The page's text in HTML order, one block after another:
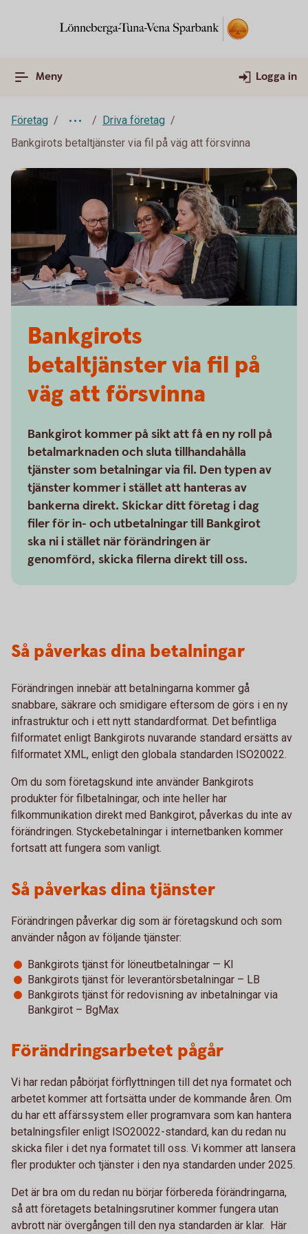
Meny Logga in
Företag
Driva företag
Bankgirots betaltjänster via fil på väg att försvinna
Bankgirots
betaltjänster via fil på
väg att försvinna
Bankgirot kommer på sikt att få en ny roll på
betalmarknaden och sluta tillhandahålla
tjänster som betalningar via fil. Den typen av
tjänster kommer i stället att hanteras av
bankerna direkt. Skickar ditt företag i dag
filer för in- och utbetalningar till Bankgirot
ska ni i stället när förändringen är
genomförd, skicka filerna direkt till oss.
Så påverkas dina betalningar
Förändringen innebär att betalningarna kommer gå
snabbare, säkrare och smidigare eftersom de görs i en ny
infrastruktur och i ett nytt standardformat. Det befintliga
filformatet enligt Bankgirots nuvarande standard ersätts av
filformatet XML, enligt den globala standarden ISO20022.
Om du som företagskund inte använder Bankgirots
produkter för filbetalningar, och inte heller har
filkommunikation direkt med Bankgirot, påverkas du inte av
förändringen. Styckebetalningar i internetbanken kommer
fortsatt att fungera som vanligt.
Så påverkas dina tjänster
Förändringen påverkar dig som är företagskund och som
använder någon av följande tjänster:
Bankgirots tjänst för löneutbetalningar — KI
Bankgirots tjänst för leverantörsbetalningar – LB
Bankgirots tjänst för redovisning av inbetalningar via
Bankgirot – BgMax
Förändringsarbetet pågår
Vi har redan påbörjat förflyttningen till det nya formatet och
arbetet kommer att fortsätta under de kommande åren. Om
du har ett affärssystem eller programvara som kan hantera
betalningsfiler enligt ISO20022-standard, kan du redan nu
skicka filer i det nya formatet till oss. Vi kommer att lansera
fler produkter och tjänster i den nya standarden under 2025.
Det är bra om du redan nu börjar förbereda förändringarna,
så att företagets betalningsrutiner kommer fungera utan
avbrott när övergången till den nya standarden är klar. Här